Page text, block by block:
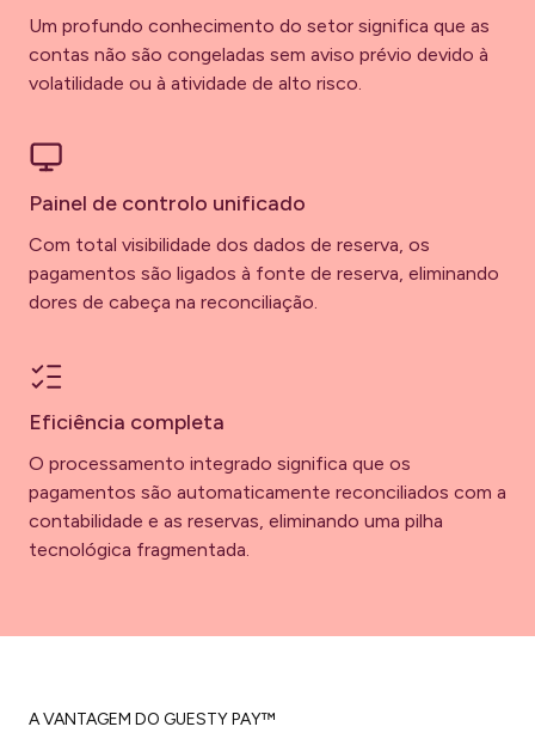
Um profundo conhecimento do setor significa que as
contas não são congeladas sem aviso prévio devido à
volatilidade ou à atividade de alto risco.
Painel de controlo unificado
Com total visibilidade dos dados de reserva, os
pagamentos são ligados à fonte de reserva, eliminando
dores de cabeça na reconciliação.
Eficiência completa
O processamento integrado significa que os
pagamentos são automaticamente reconciliados com a
contabilidade e as reservas, eliminando uma pilha
tecnológica fragmentada.
A VANTAGEM DO GUESTY PAY™